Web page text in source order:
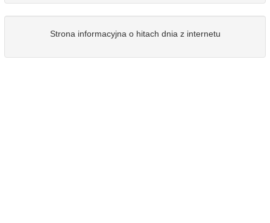
Strona informacyjna o hitach dnia z internetu